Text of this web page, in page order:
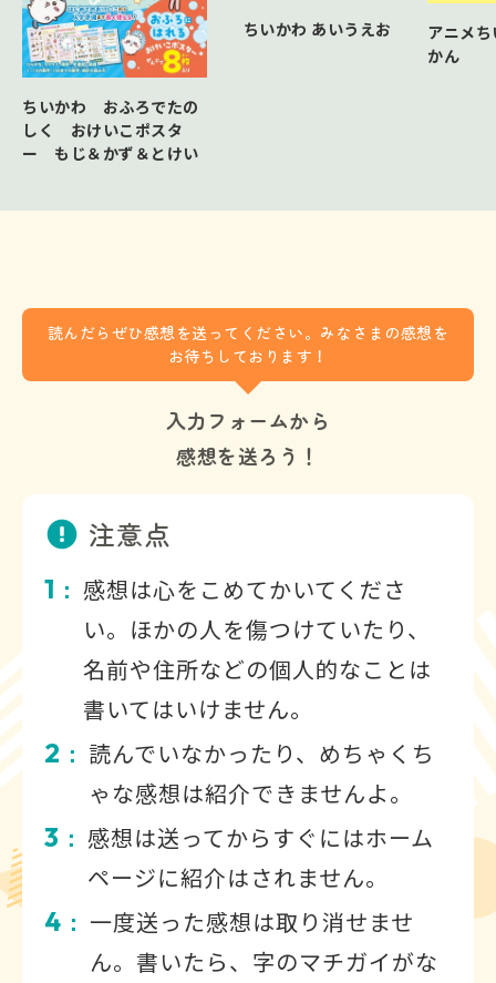
ちいかわ おふろでたの
しく おけいこポスタ
ー もじ＆かず＆とけい
ちいかわ あいうえお
アニメ
かん
読んだらぜひ感想を送ってください。みなさまの感想を
お待ちしております！
入力フォームから
感想を送ろう！
注意点
1 ： 感想は心をこめてかいてくださ
い。ほかの人を傷つけていたり、
名前や住所などの個人的なことは
書いてはいけません。
2 ： 読んでいなかったり、めちゃくち
ゃな感想は紹介できませんよ。
3 ： 感想は送ってからすぐにはホーム
ページに紹介はされません。
4 ： 一度送った感想は取り消せませ
ん。書いたら、字のマチガイがな